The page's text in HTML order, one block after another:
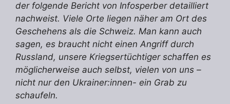
der folgende Bericht von Infosperber detailliert
nachweist. Viele Orte liegen näher am Ort des
Geschehens als die Schweiz. Man kann auch
sagen, es braucht nicht einen Angriff durch
Russland, unsere Kriegsertüchtiger schaffen es
möglicherweise auch selbst, vielen von uns –
nicht nur den Ukrainer:innen- ein Grab zu
schaufeln.